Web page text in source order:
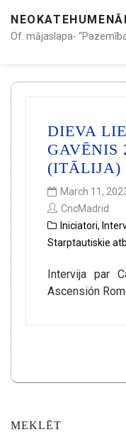
Of. mājaslapa-
DIEVA
GAVĒNIS
(ITĀLIJA)
March 11,
CncMadrid
Iniciatori,
Starptautiskie
Intervija par
Ascensión
MEKLĒT